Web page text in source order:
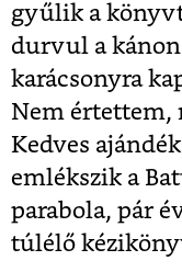
gyűlik a
durvul a
karácsonyra
Nem értettem,
Kedves
emlékszik a
parabola, pár
túlélő